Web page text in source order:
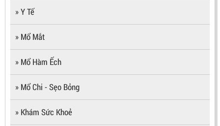
» Y Tế
» Mổ Mắt
» Mổ Hàm Ếch
» Mổ Chi - Sẹo Bỏng
» Khám Sức Khoẻ